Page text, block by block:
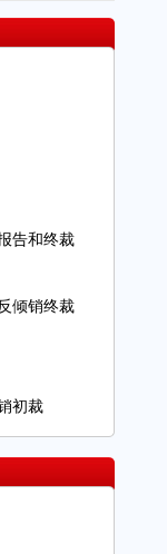
告和终裁
倾销终裁
初裁